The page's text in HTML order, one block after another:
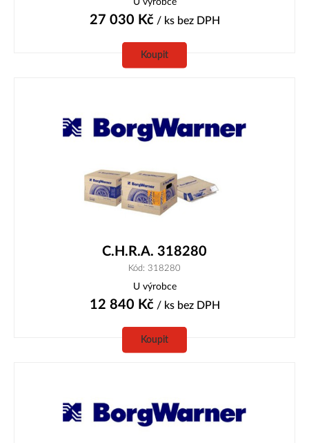
27 030 Kč/ ks bez DPH
Koupit
C.H.R.A. 318280
Kód: 318280
U výrobce
12 840 Kč/ ks bez DPH
Koupit